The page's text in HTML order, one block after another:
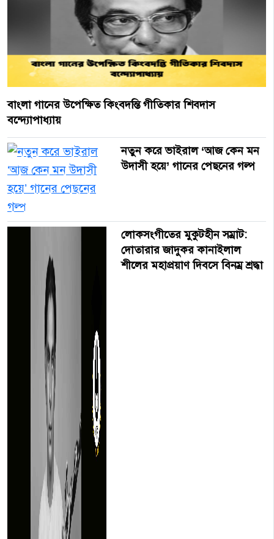
বাংলা গানের উপেক্ষিত কিংবদন্তি গীতিকার শিবদাস
বন্দ্যোপাধ্যায়
নতুন করে ভাইরাল ‘আজ কেন মন
উদাসী হয়ে’ গানের পেছনের গল্প
লোকসংগীতের মুকুটহীন সম্রাট:
দোতারার জাদুকর কানাইলাল
শীলের মহাপ্রয়াণ দিবসে বিনম্র শ্রদ্ধা